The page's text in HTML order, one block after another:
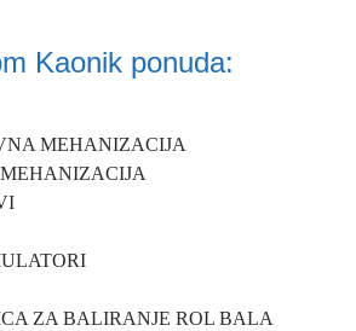
Kaonik ponuda:
MEHANIZACIJA
ZA BALIRANJE ROL BALA